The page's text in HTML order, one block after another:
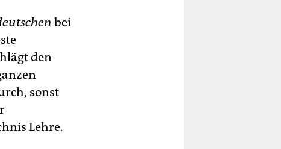
bei
den
sonst
Lehre.